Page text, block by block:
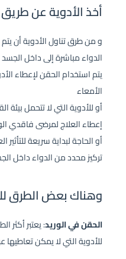
أخذ الأدوية عن
و من طرق تناول الأدوية أن
الدواء مباشرة إلى داخل
يتم استخدام الحقن لإعطاء
الأمعاء
أو للأدوية التي لا تتحمل بيئة
إعطاء العلاج لمرضى فاقدي
أو الحاجة لبداية سريعة
تركيز محدد من الدواء داخل
وهناك بعض الطرق
الحقن في الوريد: يعتبر أكثر
للأدوية التي لا يمكن تعاطيها